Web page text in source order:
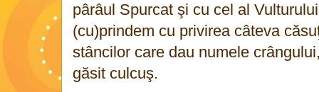
pârâul Spurcat şi cu cel al
(cu)prindem cu privirea câteva
stâncilor care dau numele
găsit culcuş.